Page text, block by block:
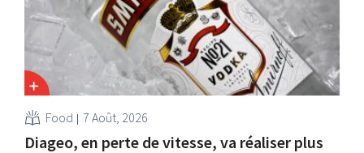
Food 7 Août, 2026
Diageo, en perte de vitesse, va réaliser plus